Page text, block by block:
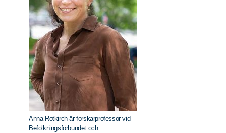
Anna Rotkirch är forskarprofessor vid
Befolkningsförbundet och